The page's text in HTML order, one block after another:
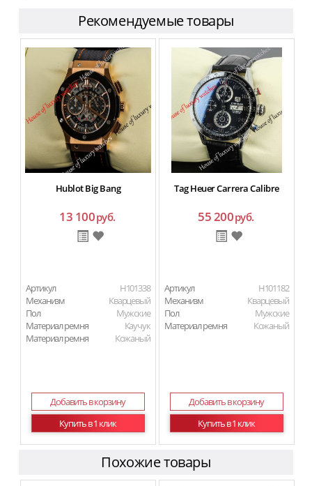
Рекомендуемые товары
Hublot Big Bang
13 100руб.
Артикул
H101338
Механизм
Кварцевый
Пол
Мужские
Материал ремня
Каучук
Материал ремня
Кожаный
Добавить в корзину
Купить в 1 клик
Tag Heuer Carrera Calibre
55 200руб.
Артикул
H101182
Механизм
Кварцевый
Пол
Мужские
Материал ремня
Кожаный
Добавить в корзину
Купить в 1 клик
Похожие товары